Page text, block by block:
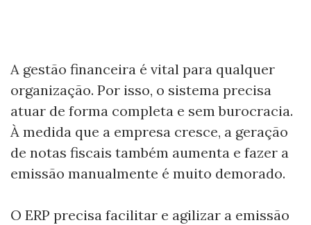
A gestão financeira é vital para qualquer
organização. Por isso, o sistema precisa
atuar de forma completa e sem burocracia.
À medida que a empresa cresce, a geração
de notas fiscais também aumenta e fazer a
emissão manualmente é muito demorado.
O ERP precisa facilitar e agilizar a emissão